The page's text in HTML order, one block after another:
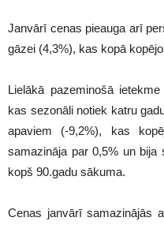
Janvārī cenas pieauga arī
gāzei (4,3%), kas kopā
Lielākā pazeminošā
kas sezonāli notiek katru
apaviem (-9,2%), kas
samazināja par 0,5% un bija
kopš 90.gadu sākuma.
Cenas janvārī samazinājās